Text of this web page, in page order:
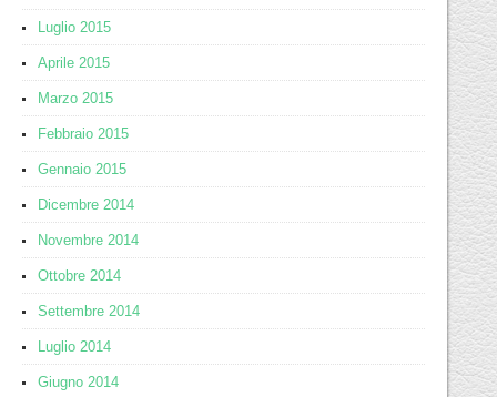
Luglio 2015
Aprile 2015
Marzo 2015
Febbraio 2015
Gennaio 2015
Dicembre 2014
Novembre 2014
Ottobre 2014
Settembre 2014
Luglio 2014
Giugno 2014